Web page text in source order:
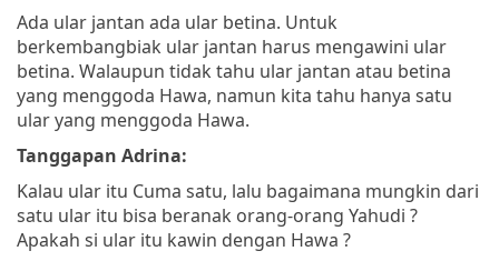
Ada ular jantan ada ular betina. Untuk
berkembangbiak ular jantan harus mengawini ular
betina. Walaupun tidak tahu ular jantan atau betina
yang menggoda Hawa, namun kita tahu hanya satu
ular yang menggoda Hawa.
Tanggapan Adrina:
Kalau ular itu Cuma satu, lalu bagaimana mungkin dari
satu ular itu bisa beranak orang-orang Yahudi ?
Apakah si ular itu kawin dengan Hawa ?